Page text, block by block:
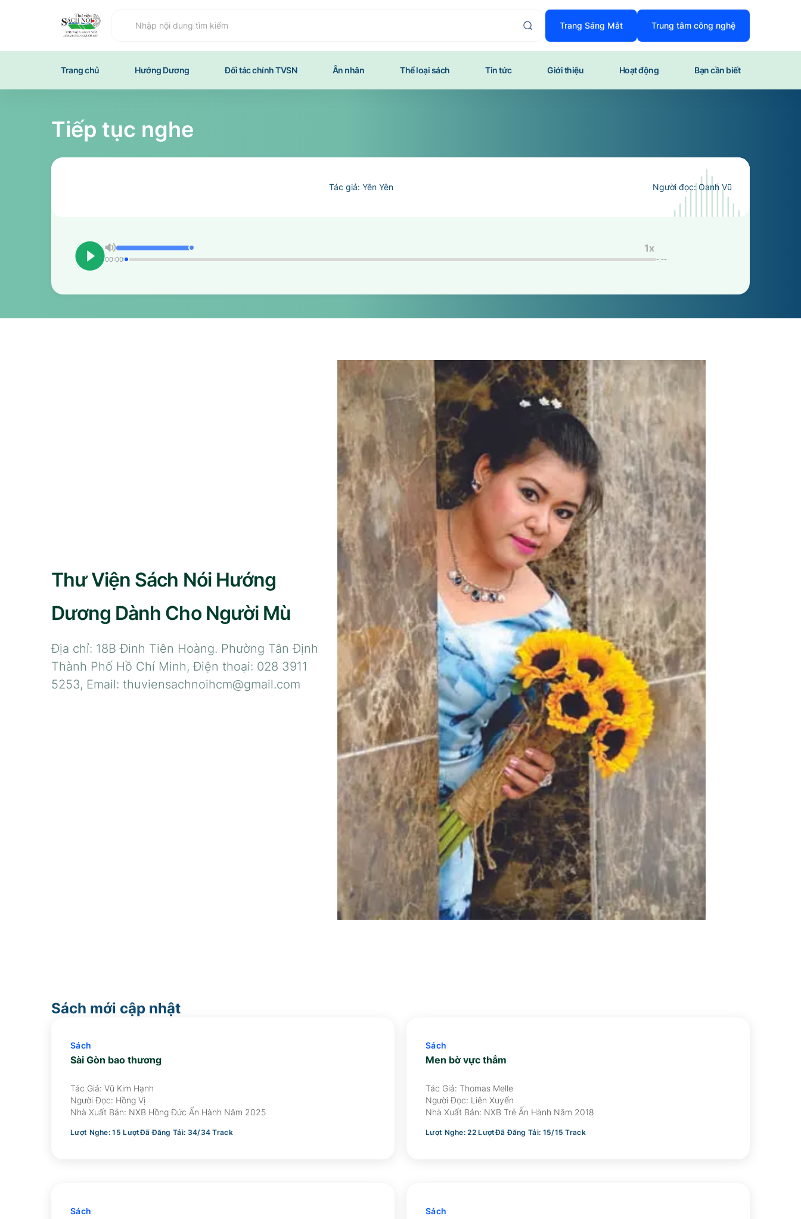
đến
dung
Nhập nội dung Trang Sáng Mắt Trung tâm công nghệ
Trang chủ Hướng Dương Đối tác chính TVSN Ân nhân Thể loại sách Tin tức Giới thiệu Hoạt động Bạn cần biết
Tiếp tục nghe
Tác giả: Yên Yên Người đọc: Oanh Vũ
1x
00:00 -:--
Thư Viện Sách Nói Hướng
Dương Dành Cho Người Mù
Địa chỉ: 18B Đinh Tiên Hoàng. Phường Tân Định
Thành Phố Hồ Chí Minh, Điện thoại: 028 3911
5253, Email: thuviensachnoihcm@gmail.com
Sách mới cập nhật
Sách
Sài Gòn bao thương
Tác Giả: Vũ Kim Hạnh
Người Đọc: Hồng Vị
Nhà Xuất Bản: NXB Hồng Đức Ấn Hành Năm 2025
Lượt Nghe:15 LượtĐã Đăng Tải: 34/34 Track
Sách
Men bờ vực thẳm
Tác Giả: Thomas Melle
Người Đọc: Liên Xuyến
Nhà Xuất Bản: NXB Trẻ Ấn Hành Năm 2018
Lượt Nghe:22 LượtĐã Đăng Tải: 15/15 Track
Sách Sách